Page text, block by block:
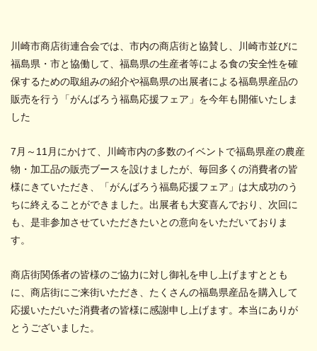
川崎市商店街連合会では、市内の商店街と協賛し、川崎市並びに
福島県・市と協働して、福島県の生産者等による食の安全性を確
保するための取組みの紹介や福島県の出展者による福島県産品の
販売を行う「がんばろう福島応援フェア」を今年も開催いたしま
した
7月～11月にかけて、川崎市内の多数のイベントで福島県産の農産
物・加工品の販売ブースを設けましたが、毎回多くの消費者の皆
様にきていただき、「がんばろう福島応援フェア」は大成功のう
ちに終えることができました。出展者も大変喜んでおり、次回に
も、是非参加させていただきたいとの意向をいただいておりま
す。
商店街関係者の皆様のご協力に対し御礼を申し上げますととも
に、商店街にご来街いただき、たくさんの福島県産品を購入して
応援いただいた消費者の皆様に感謝申し上げます。本当にありが
とうございました。